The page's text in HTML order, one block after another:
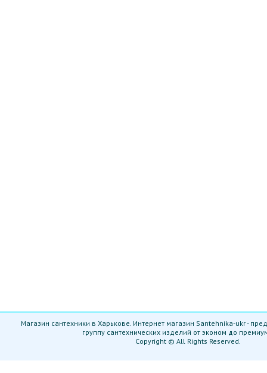
Магазин сантехники в Харькове. Интернет магазин Santehnika-ukr -
группу сантехнических изделий от эконом до
Copyright © All Rights Reserved.